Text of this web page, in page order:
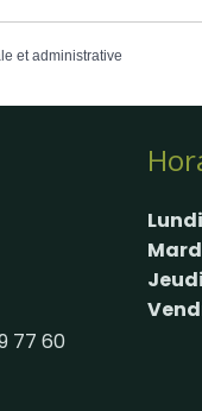
et administrative
77 60
Lundi
Jeudi